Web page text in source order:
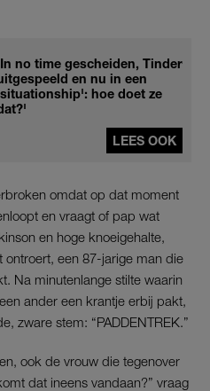
no time gescheiden, Tinder
en nu in een
hoe doet ze
LEES OOK
omdat op dat moment
en vraagt of pap wat
en hoge knoeigehalte,
een 87-jarige man die
Na minutenlange stilte waarin
ander een krantje erbij pakt,
zware stem: “PADDENTREK.”
ook de vrouw die tegenover
dat ineens vandaan?” vraag